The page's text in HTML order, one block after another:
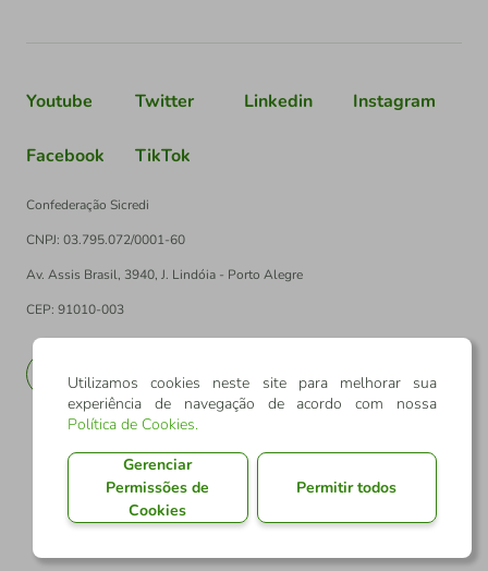
Youtube Twitter Linkedin Instagram
Facebook TikTok
Confederação Sicredi
CNPJ: 03.795.072/0001-60
Av. Assis Brasil, 3940, J. Lindóia - Porto Alegre
CEP: 91010-003
Utilizamos cookies neste site para melhorar sua
experiência de navegação de acordo com nossa
Política de Cookies.
Gerenciar
Permissões de
Cookies
Permitir todos